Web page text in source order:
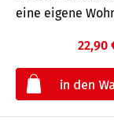
eine eigene
22,90